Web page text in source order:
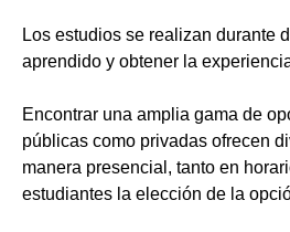
Los estudios se realizan durante
aprendido y obtener la
Encontrar una amplia gama de
públicas como privadas ofrecen
manera presencial, tanto en
estudiantes la elección de la